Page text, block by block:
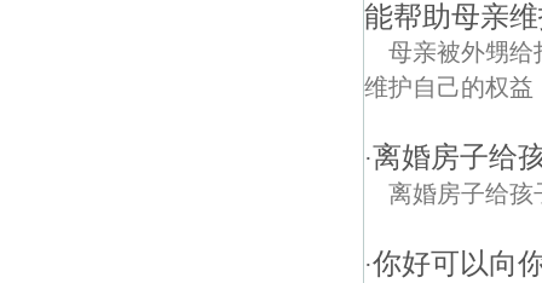
能帮助母亲
母亲被外甥给
维护自己的权益
·离婚房子给
离婚房子给孩
·你好可以向